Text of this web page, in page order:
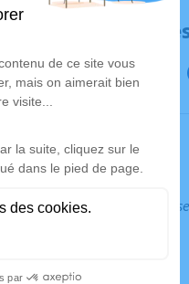
Déroulé
Ce service